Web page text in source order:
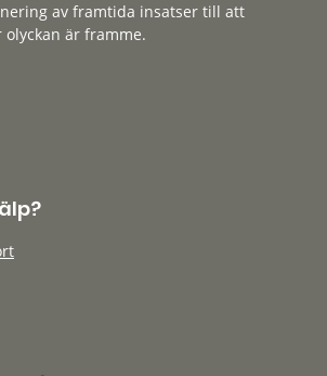
av framtida insatser till att
är framme.